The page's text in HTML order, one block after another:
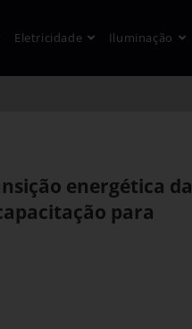
Eletricidade Iluminação
energética da
para